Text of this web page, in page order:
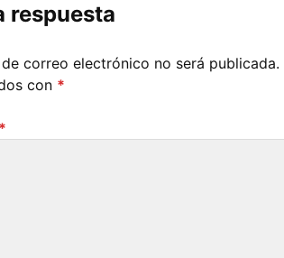
respuesta
correo electrónico no será publicada.
con *
*